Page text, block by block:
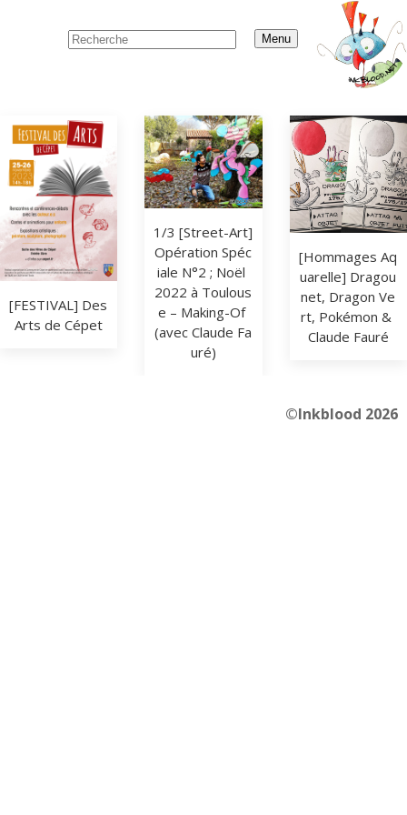
Menu
[FESTIVAL] Des
Arts de Cépet
1/3 [Street-Art]
Opération Spéc
iale N°2 ; Noël
2022 à Toulous
e – Making-Of
(avec Claude Fa
uré)
[Hommages Aq
uarelle] Dragou
net, Dragon Ve
rt, Pokémon &
Claude Fauré
©Inkblood 2026